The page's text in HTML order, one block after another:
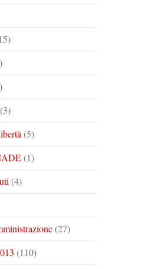
(5)
(1)
(4)
(27)
(110)